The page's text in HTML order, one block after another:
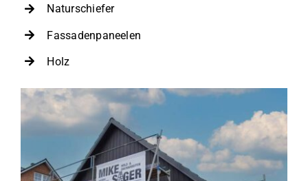
Naturschiefer
Fassadenpaneelen
Holz